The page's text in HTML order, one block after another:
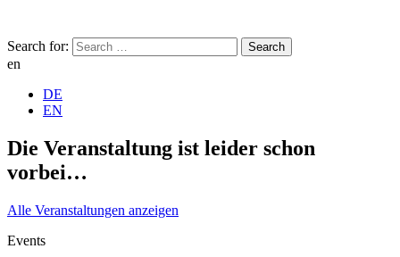
Search for:
en
DE
EN
Die Veranstaltung ist leider schon
vorbei…
Alle Veranstaltungen anzeigen
Events